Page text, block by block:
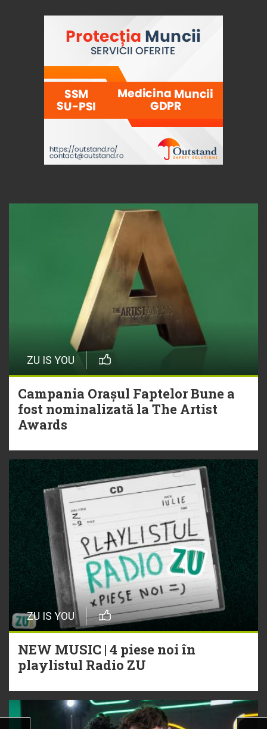
ZU IS YOU
Campania Orașul Faptelor Bune a
fost nominalizată la The Artist
Awards
ZU IS YOU
NEW MUSIC | 4 piese noi în
playlistul Radio ZU